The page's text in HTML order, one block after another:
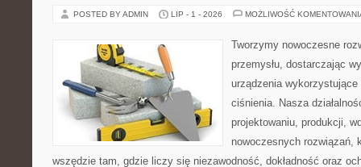
POSTED BY ADMIN LIP - 1 - 2026 MOŻLIWOŚĆ
Tworzymy nowoczesne
przemysłu, dostarczając
urządzenia
ciśnienia. Nasza
projektowaniu, produkcji,
nowoczesnych rozwiązań,
wszędzie tam, gdzie liczy się niezawodność, dokładność oraz